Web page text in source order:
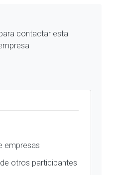
contactar esta
empresas
otros participantes